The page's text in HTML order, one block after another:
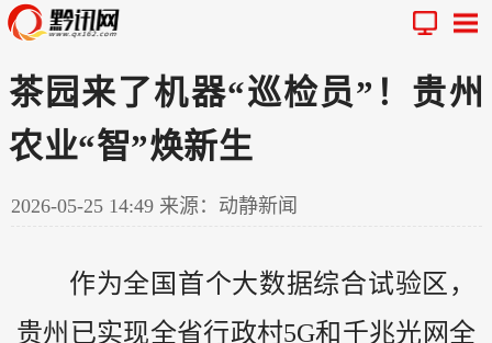
茶园来了机器“巡检员”！贵州
农业“智”焕新生
2026-05-25 14:49 来源：动静新闻
作为全国首个大数据综合试验区，
贵州 已实现全省行政村5G和千兆光网全